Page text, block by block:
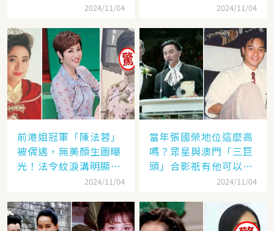
2024/11/04 2024/11/04
前港姐冠軍「陳法蓉」
被偶遇，無美顏生圖曝
光！法令紋淚溝明顯網
嘆：「絕世美女也會
2024/11/04
當年張國榮地位這麼高
嗎？眾星與澳門「三巨
頭」合影祇有他可以
「坐著」，而且還是C
2024/11/04